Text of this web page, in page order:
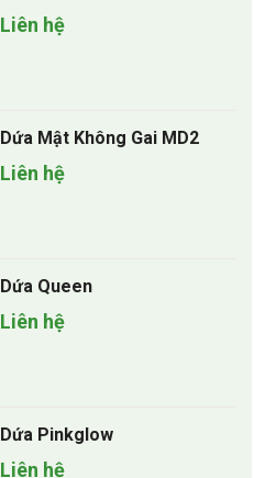
Liên hệ
Dứa Mật Không Gai MD2
Liên hệ
Dứa Queen
Liên hệ
Dứa Pinkglow
Liên hệ